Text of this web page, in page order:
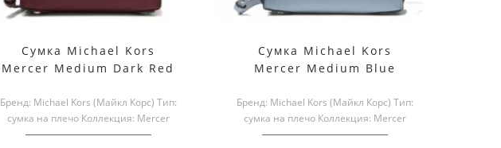
Сумка Michael Kors
Mercer Medium Dark Red
Бренд: Michael Kors (Майкл Корс) Тип:
сумка на плечо Коллекция: Mercer
Материал верха:..
Сумка Michael Kors
Mercer Medium Blue
Бренд: Michael Kors (Майкл Корс) Тип:
сумка на плечо Коллекция: Mercer
Материал верха:..